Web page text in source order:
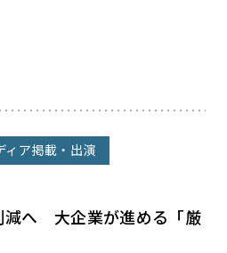
ィア掲載・出演
減へ 大企業が進める「厳